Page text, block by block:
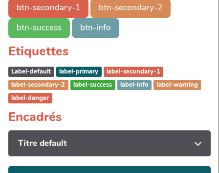
btn-secondary-1
btn-secondary-2
btn-success
btn-info
Etiquettes
Label-default label-primary
label-secondary-1
label-secondary-2
label-success label-info
label-warning
label-danger
Encadrés
Titre default